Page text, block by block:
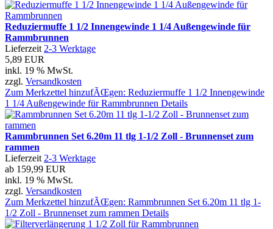
Reduziermuffe 1 1/2 Innengewinde 1 1/4 Außengewinde für
Rammbrunnen
Lieferzeit2-3 Werktage
5,89 EUR
inkl. 19 % MwSt.
zzgl. Versandkosten
Zum Merkzettel hinzufÃŒgen: Reduziermuffe 1 1/2 Innengewinde
1 1/4 Außengewinde für Rammbrunnen Details
Rammbrunnen Set 6.20m 11 tlg 1-1/2 Zoll - Brunnenset zum
rammen
Lieferzeit2-3 Werktage
ab 159,99 EUR
inkl. 19 % MwSt.
zzgl. Versandkosten
Zum Merkzettel hinzufÃŒgen: Rammbrunnen Set 6.20m 11 tlg 1-
1/2 Zoll - Brunnenset zum rammen Details